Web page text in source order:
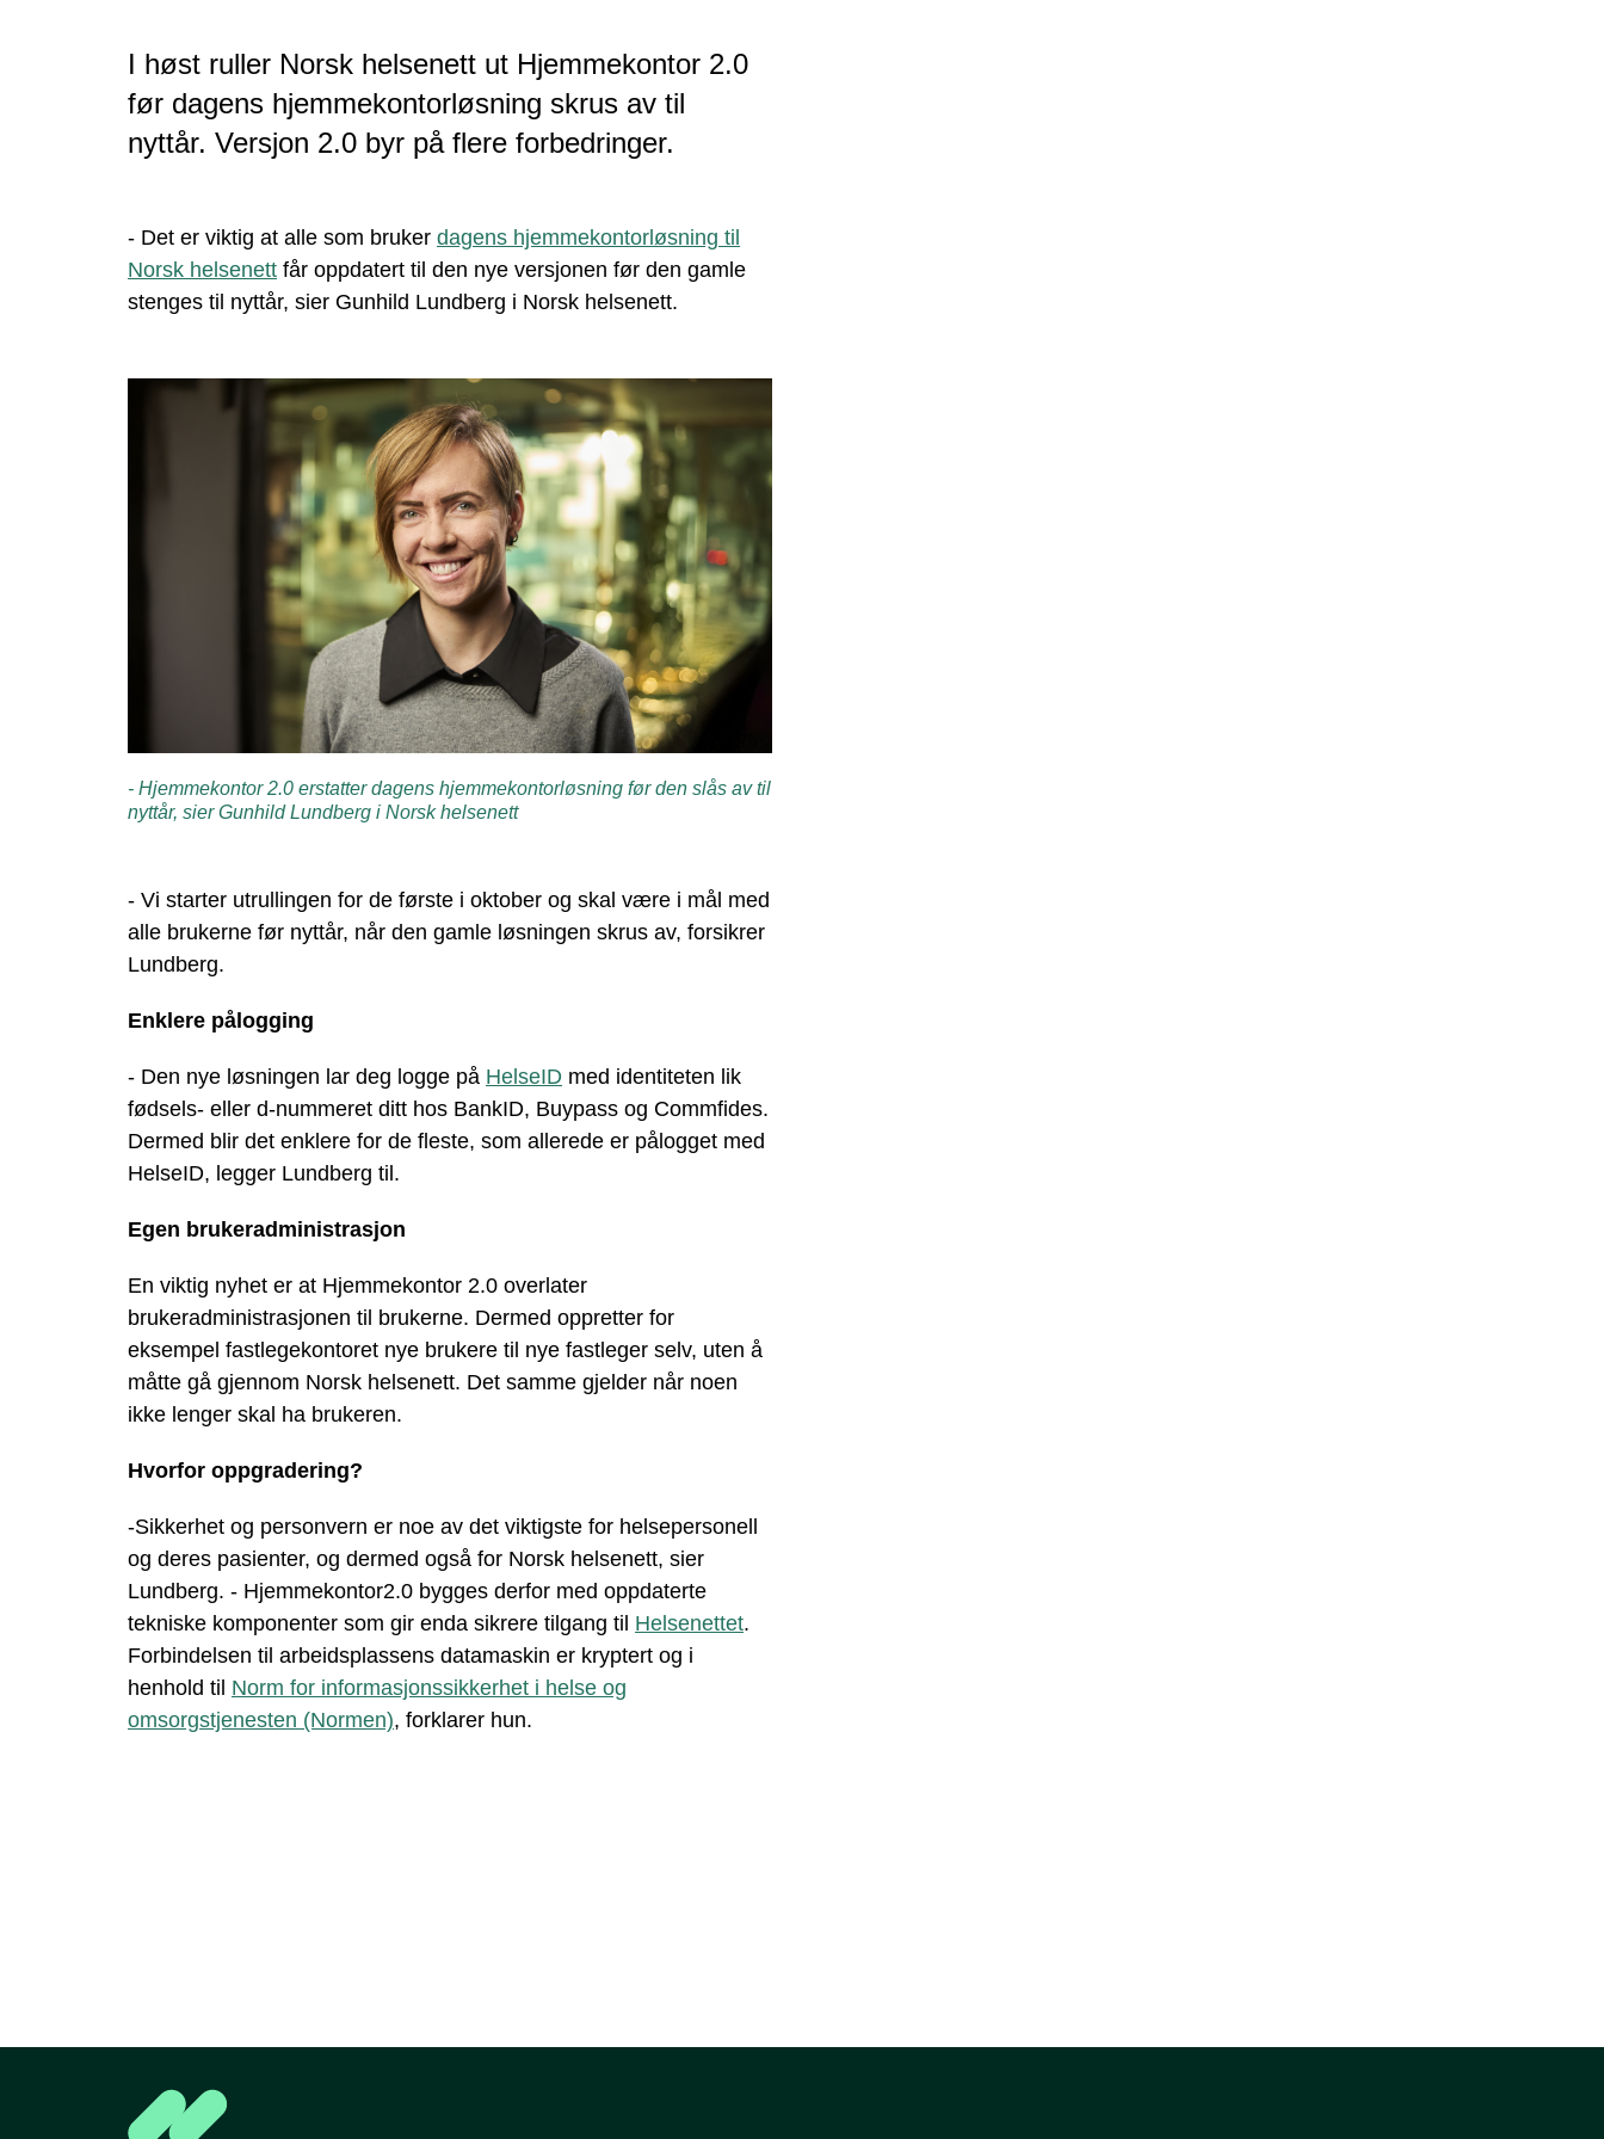
I høst ruller Norsk helsenett ut Hjemmekontor 2.0
før dagens hjemmekontorløsning skrus av til
nyttår. Versjon 2.0 byr på flere forbedringer.
- Det er viktig at alle som bruker dagens hjemmekontorløsning til
Norsk helsenett får oppdatert til den nye versjonen før den gamle
stenges til nyttår, sier Gunhild Lundberg i Norsk helsenett.
- Hjemmekontor 2.0 erstatter dagens hjemmekontorløsning før den slås av til
nyttår, sier Gunhild Lundberg i Norsk helsenett
- Vi starter utrullingen for de første i oktober og skal være i mål med
alle brukerne før nyttår, når den gamle løsningen skrus av, forsikrer
Lundberg.
Enklere pålogging
- Den nye løsningen lar deg logge på HelseID med identiteten lik
fødsels- eller d-nummeret ditt hos BankID, Buypass og Commfides.
Dermed blir det enklere for de fleste, som allerede er pålogget med
HelseID, legger Lundberg til.
Egen brukeradministrasjon
En viktig nyhet er at Hjemmekontor 2.0 overlater
brukeradministrasjonen til brukerne. Dermed oppretter for
eksempel fastlegekontoret nye brukere til nye fastleger selv, uten å
måtte gå gjennom Norsk helsenett. Det samme gjelder når noen
ikke lenger skal ha brukeren.
Hvorfor oppgradering?
-Sikkerhet og personvern er noe av det viktigste for helsepersonell
og deres pasienter, og dermed også for Norsk helsenett, sier
Lundberg. - Hjemmekontor2.0 bygges derfor med oppdaterte
tekniske komponenter som gir enda sikrere tilgang til Helsenettet.
Forbindelsen til arbeidsplassens datamaskin er kryptert og i
henhold til Norm for informasjonssikkerhet i helse og
omsorgstjenesten (Normen), forklarer hun.